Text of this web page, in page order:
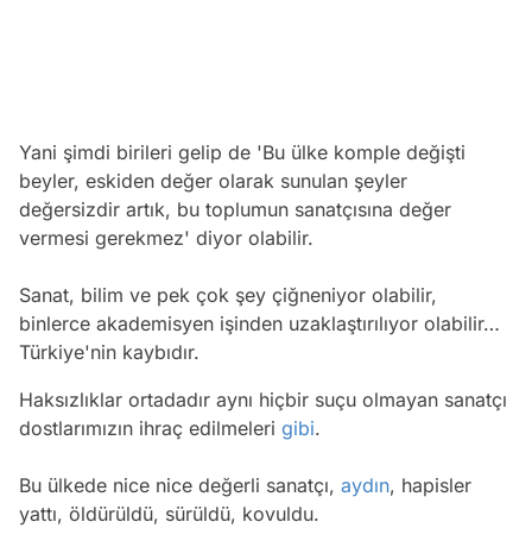
Yani şimdi birileri gelip de 'Bu ülke komple değişti
beyler, eskiden değer olarak sunulan şeyler
değersizdir artık, bu toplumun sanatçısına değer
vermesi gerekmez' diyor olabilir.
Sanat, bilim ve pek çok şey çiğneniyor olabilir,
binlerce akademisyen işinden uzaklaştırılıyor olabilir…
Türkiye'nin kaybıdır.
Haksızlıklar ortadadır aynı hiçbir suçu olmayan sanatçı
dostlarımızın ihraç edilmeleri gibi.
Bu ülkede nice nice değerli sanatçı, aydın, hapisler
yattı, öldürüldü, sürüldü, kovuldu.